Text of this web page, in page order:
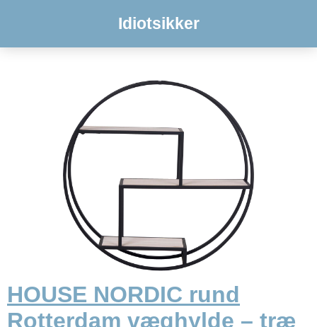
Idiotsikker
HOUSE NORDIC rund
Rotterdam væghylde – træ